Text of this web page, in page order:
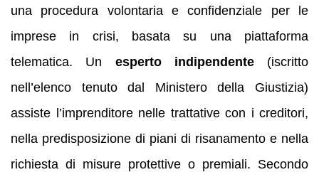
una procedura volontaria e confidenziale per le
imprese in crisi, basata su una piattaforma
telematica. Un esperto indipendente(iscritto
nell’elenco tenuto dal Ministero della Giustizia)
assiste l’imprenditore nelle trattative con i creditori,
nella predisposizione di piani di risanamento e nella
richiesta di misure protettive o premiali. Secondo